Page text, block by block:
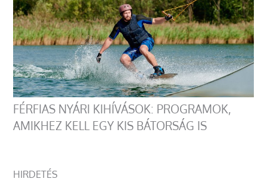
FÉRFIAS NYÁRI KIHÍVÁSOK: PROGRAMOK,
AMIKHEZ KELL EGY KIS BÁTORSÁG IS
HIRDETÉS